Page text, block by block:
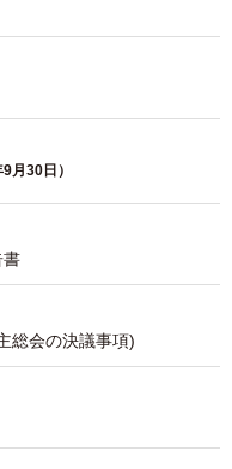
月30日）
書
総会の決議事項)